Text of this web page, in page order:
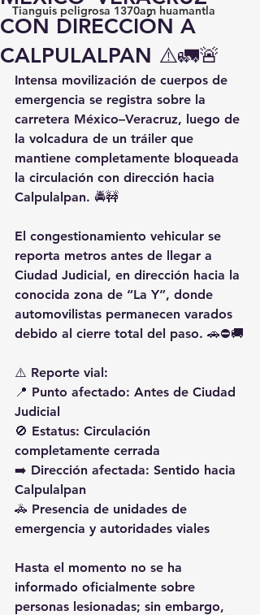
Tianguis peligrosa 1370am huamantla
CON DIRECCIÓN A
CALPULALPAN ⚠️🚛🚨
Intensa movilización de cuerpos de
emergencia se registra sobre la
carretera México–Veracruz, luego de
la volcadura de un tráiler que
mantiene completamente bloqueada
la circulación con dirección hacia
Calpulalpan. 🚔🚧
El congestionamiento vehicular se
reporta metros antes de llegar a
Ciudad Judicial, en dirección hacia la
conocida zona de “La Y”, donde
automovilistas permanecen varados
debido al cierre total del paso. 🚗⛔🚚
⚠️ Reporte vial:
📍 Punto afectado: Antes de Ciudad
Judicial
🚫 Estatus: Circulación
completamente cerrada
➡️ Dirección afectada: Sentido hacia
Calpulalpan
🚓 Presencia de unidades de
emergencia y autoridades viales
Hasta el momento no se ha
informado oficialmente sobre
personas lesionadas; sin embargo,